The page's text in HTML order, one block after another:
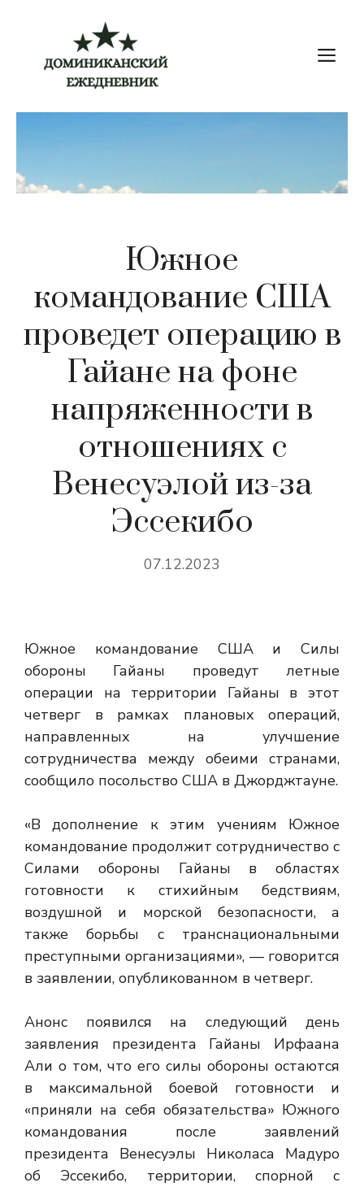
содержимому
Южное
командование США
проведет операцию в
Гайане на фоне
напряженности в
отношениях с
Венесуэлой из-за
Эссекибо
07.12.2023
Южное командование США и Силы
обороны Гайаны проведут летные
операции на территории Гайаны в этот
четверг в рамках плановых операций,
направленных на улучшение
сотрудничества между обеими странами,
сообщило посольство США в Джорджтауне.
«В дополнение к этим учениям Южное
командование продолжит сотрудничество с
Силами обороны Гайаны в областях
готовности к стихийным бедствиям,
воздушной и морской безопасности, а
также борьбы с транснациональными
преступными организациями», — говорится
в заявлении, опубликованном в четверг.
Анонс появился на следующий день
заявления президента Гайаны Ирфаана
Али о том, что его силы обороны остаются
в максимальной боевой готовности и
«приняли на себя обязательства» Южного
командования после заявлений
президента Венесуэлы Николаса Мадуро
об Эссекибо, территории, спорной с